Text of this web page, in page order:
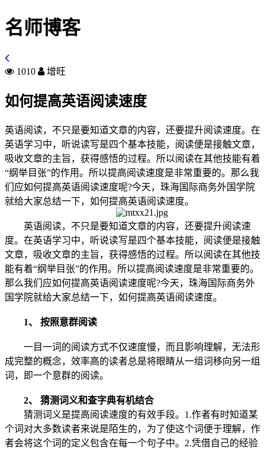
名师博客
1010 增旺
如何提高英语阅读速度
英语阅读，不只是要知道文章的内容，还要提升阅读速度。在
英语学习中，听说读写是四个基本技能，阅读便是接触文章，
吸收文章的主旨，获得感悟的过程。所以阅读在其他技能有着
“纲举目张”的作用。所以提高阅读速度是非常重要的。那么我
们应如何提高英语阅读速度呢?今天，珠海国际商务外国学院
就给大家总结一下，如何提高英语阅读速度。
英语阅读，不只是要知道文章的内容，还要提升阅读速
度。在英语学习中，听说读写是四个基本技能，阅读便是接触
文章，吸收文章的主旨，获得感悟的过程。所以阅读在其他技
能有着“纲举目张”的作用。所以提高阅读速度是非常重要的。
那么我们应如何提高英语阅读速度呢?今天，珠海国际商务外
国学院就给大家总结一下，如何提高英语阅读速度。
1、 按照意群阅读
一目一词的阅读方式不仅速度慢，而且影响理解，无法形
成完整的概念，效率高的读者总是将眼睛从一组词移向另一组
词，即一个意群的阅读。
2、 猜测词义和查字典有机结合
猜测词义是提高阅读速度的有效手段。1.作者有时知道某
个词对大多数读者来说是陌生的，为了使这个词便于理解，作
者会将这个词的定义包含在每一个句子中。2.凭借自己的经验